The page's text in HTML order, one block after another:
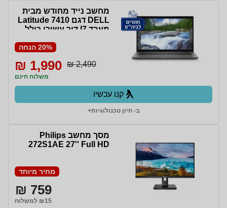
מחשב נייד מחודש מבית
DELL דגם Latitude 7410
מעבד I7 דור עשירי כולל
512GB SSD מסך 14 אינץ'
PRO
20% הנחה
2,490 ₪
1,990 ₪
משלוח חינם
קנו עכשיו
ב- חיון טכנולוגיות+
מסך מחשב Philips
272S1AE 27'' Full HD
מחיר מיוחד
759 ₪
₪15 למשלוח